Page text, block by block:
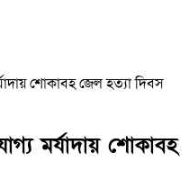
শোকাবহ জেল হত্যা দিবস
মর্যাদায় শোকাবহ